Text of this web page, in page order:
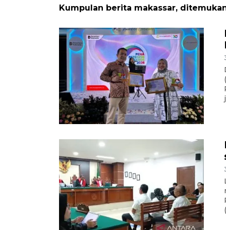
Kumpulan berita makassar,